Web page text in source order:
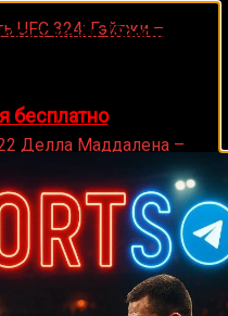
UFC 324: Гэйтжи –
Делла Маддалена –
Тайрон Спонг
Даррелл Хайлз
Айк Куарти Дэвид Хэй
Маркес
Стив Куинонез
Федерико Лара Денис
на спорте?
канал1Sports
и другие виды спорта
бесплатно